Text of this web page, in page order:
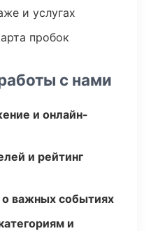
и услугах
пробок
с нами
и онлайн-
и рейтинг
важных событиях
и